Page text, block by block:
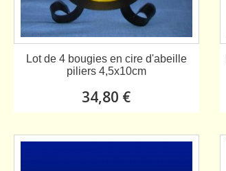
Lot de 4 bougies en cire d'abeille
piliers 4,5x10cm
34,80 €